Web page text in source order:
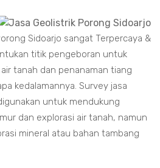
Sidoarjo sangat Terpercaya &
titik pengeboran untuk
tanah dan penanaman tiang
kedalamannya. Survey jasa
untuk mendukung
dan explorasi air tanah, namun
mineral atau bahan tambang